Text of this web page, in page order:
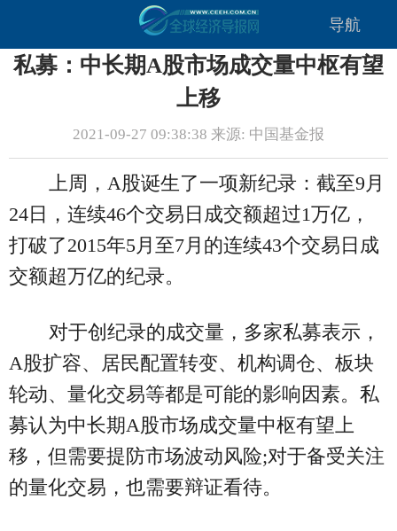
导航
私募：中长期A股市场成交量中枢有望
上移
2021-09-27 09:38:38 来源: 中国基金报
上周，A股诞生了一项新纪录：截至9月
24日，连续46个交易日成交额超过1万亿，
打破了2015年5月至7月的连续43个交易日成
交额超万亿的纪录。
对于创纪录的成交量，多家私募表示，
A股扩容、居民配置转变、机构调仓、板块
轮动、量化交易等都是可能的影响因素。私
募认为中长期A股市场成交量中枢有望上
移，但需要提防市场波动风险;对于备受关注
的量化交易，也需要辩证看待。